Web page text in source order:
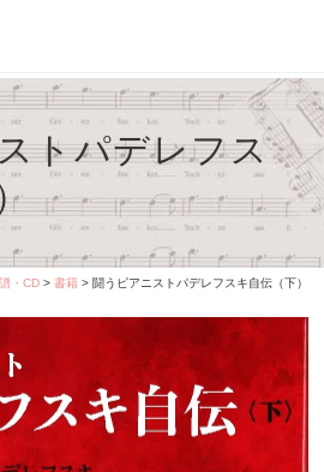
トパデレフス
・CD> 書籍> 闘うピアニストパデレフスキ自伝（下）